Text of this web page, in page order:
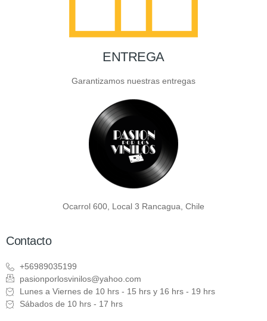
ENTREGA
Garantizamos nuestras entregas
Ocarrol 600, Local 3 Rancagua, Chile
Contacto
+56989035199
pasionporlosvinilos@yahoo.com
Lunes a Viernes de 10 hrs - 15 hrs y 16 hrs - 19 hrs
Sábados de 10 hrs - 17 hrs